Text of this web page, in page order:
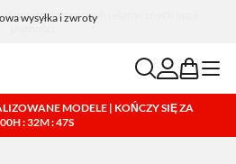
skorzystać z prostych i elastycznych opcji
searchaccount
bag menu
MODELE | KOŃCZY SIĘ ZA
: 32M : 46S